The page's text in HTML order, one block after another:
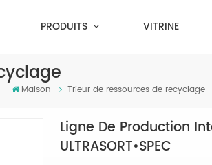
PRODUITS VITRINE
Maison Trieur de ressources de recyclage
Ligne De Production
ULTRASORT•SPEC